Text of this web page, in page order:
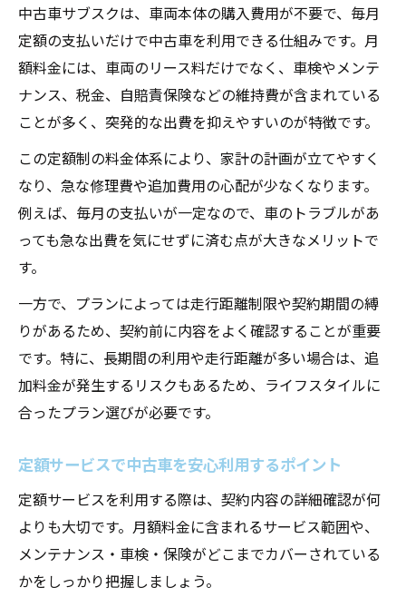
中古車サブスクは、車両本体の購入費用が不要で、毎月
定額の支払いだけで中古車を利用できる仕組みです。月
額料金には、車両のリース料だけでなく、車検やメンテ
ナンス、税金、自賠責保険などの維持費が含まれている
ことが多く、突発的な出費を抑えやすいのが特徴です。
この定額制の料金体系により、家計の計画が立てやすく
なり、急な修理費や追加費用の心配が少なくなります。
例えば、毎月の支払いが一定なので、車のトラブルがあ
っても急な出費を気にせずに済む点が大きなメリットで
す。
一方で、プランによっては走行距離制限や契約期間の縛
りがあるため、契約前に内容をよく確認することが重要
です。特に、長期間の利用や走行距離が多い場合は、追
加料金が発生するリスクもあるため、ライフスタイルに
合ったプラン選びが必要です。
定額サービスで中古車を安心利用するポイント
定額サービスを利用する際は、契約内容の詳細確認が何
よりも大切です。月額料金に含まれるサービス範囲や、
メンテナンス・車検・保険がどこまでカバーされている
かをしっかり把握しましょう。